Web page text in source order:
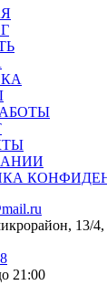
13/4,
21:00